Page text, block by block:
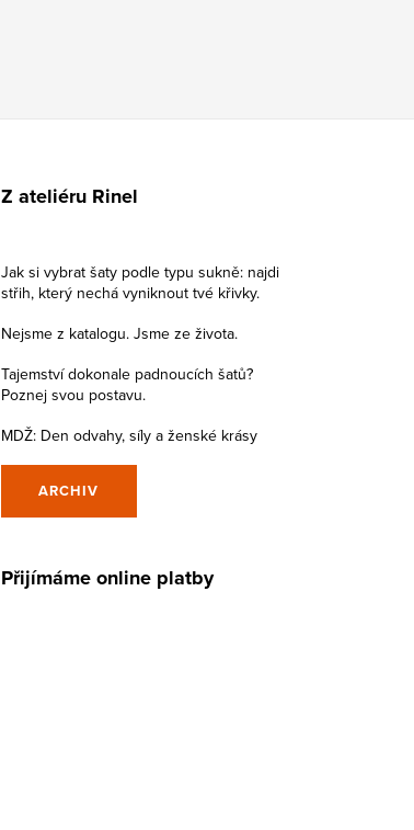
Z ateliéru Rinel
Jak si vybrat šaty podle typu sukně: najdi
střih, který nechá vyniknout tvé křivky.
Nejsme z katalogu. Jsme ze života.
Tajemství dokonale padnoucích šatů?
Poznej svou postavu.
MDŽ: Den odvahy, síly a ženské krásy
ARCHIV
Přijímáme online platby